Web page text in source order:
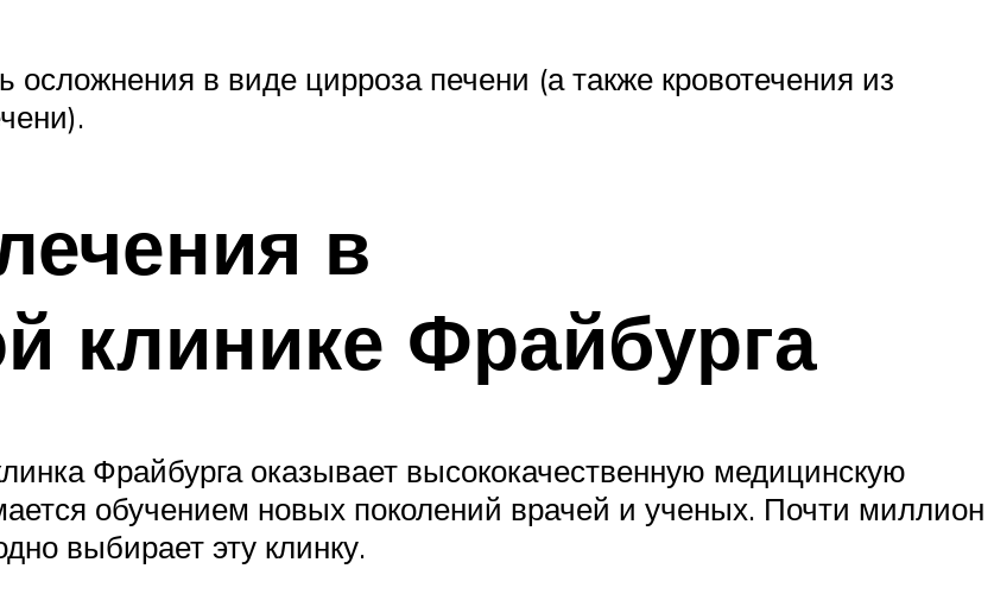
в виде цирроза печени (а также кровотечения из
в
клинике Фрайбурга
Фрайбурга оказывает высококачественную медицинскую
обучением новых поколений врачей и ученых. Почти миллион
выбирает эту клинку.